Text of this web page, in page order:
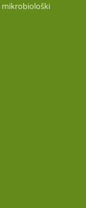
mikrobiološki